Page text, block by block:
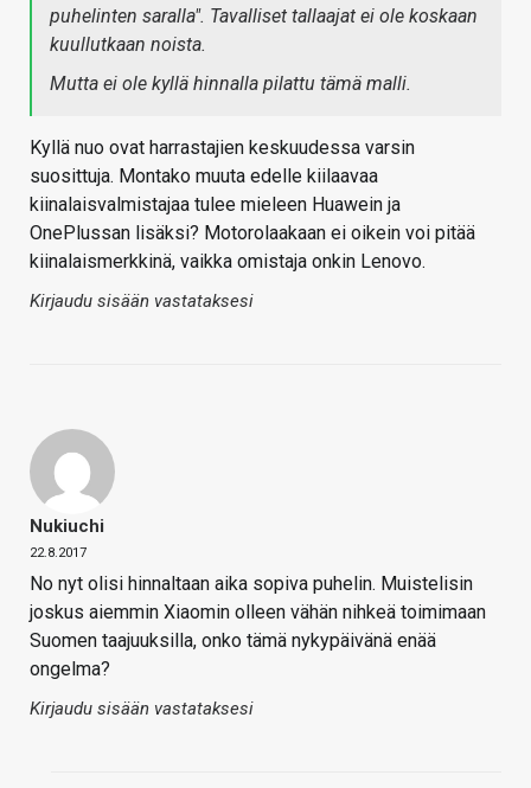
puhelinten saralla". Tavalliset tallaajat ei ole koskaan
kuullutkaan noista.
Mutta ei ole kyllä hinnalla pilattu tämä malli.
Kyllä nuo ovat harrastajien keskuudessa varsin
suosittuja. Montako muuta edelle kiilaavaa
kiinalaisvalmistajaa tulee mieleen Huawein ja
OnePlussan lisäksi? Motorolaakaan ei oikein voi pitää
kiinalaismerkkinä, vaikka omistaja onkin Lenovo.
Kirjaudu sisään vastataksesi
Nukiuchi
22.8.2017
No nyt olisi hinnaltaan aika sopiva puhelin. Muistelisin
joskus aiemmin Xiaomin olleen vähän nihkeä toimimaan
Suomen taajuuksilla, onko tämä nykypäivänä enää
ongelma?
Kirjaudu sisään vastataksesi